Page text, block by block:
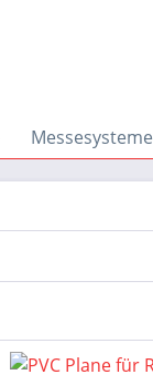
Messesysteme